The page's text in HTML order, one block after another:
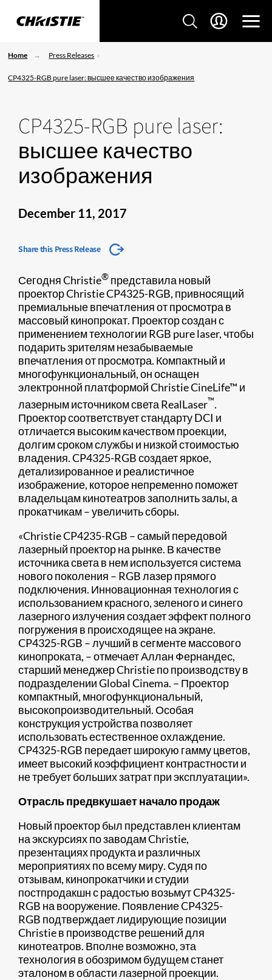
Home Press Releases
CP4325-RGB pure laser: высшее качество изображения
CP4325-RGB pure laser:
высшее качество
изображения
December 11, 2017
Share this Press Release
​Сегодня Christie® представила новый
проектор Christie CP4325-RGB, привносящий
премиальные впечатления от просмотра в
массовый кинопрокат. Проектор создан с
применением технологии RGB pure laser, чтобы
подарить зрителям незабываемые
впечатления от просмотра. Компактный и
многофункциональный, он оснащен
электронной платформой Christie CineLife™ и
лазерным источником света RealLaser™.
Проектор соответствует стандарту DCI и
отличается высоким качеством проекции,
долгим сроком службы и низкой стоимостью
владения. CP4325-RGB создает яркое,
детализированное и реалистичное
изображение, которое непременно поможет
владельцам кинотеатров заполнить залы, а
прокатчикам – увеличить сборы.​
«Christie CP4235-RGB – самый передовой
лазерный проектор на рынке. В качестве
источника света в нем используется система
нового поколения – RGB лазер прямого
подключения. Инновационная технология с
использованием красного, зеленого и синего
лазерного излучения создает эффект полного
погружения в происходящее на экране.
CP4325-RGB – лучший в сегменте массового
кинопроката, – отмечает Аллан Фернандес,
старший менеджер Christie по производству в
подразделении Global Cinema. – Проектор
компактный, многофункциональный,
высокопроизводительный. Особая
конструкция устройства позволяет
использовать естественное охлаждение.
CP4325-RGB передает широкую гамму цветов,
имеет высокий коэффициент контрастности и
не требует больших затрат при эксплуатации».
Отрасль предвкушает начало продаж
Новый проектор был представлен клиентам
на экскурсиях по заводам Christie,
презентациях продукта и различных
мероприятиях по всему миру. Судя по
отзывам, кинопрокатчики и студии
постпродакшн с радостью возьмут CP4325-
RGB на вооружение. Появление CP4325-
RGB подтверждает лидирующие позиции
Christie в производстве решений для
кинотеатров. Вполне возможно, эта
технология в обозримом будущем станет
эталоном в области лазерной проекции.